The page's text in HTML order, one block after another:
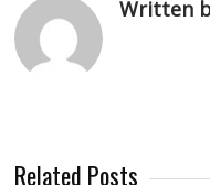
Written
Related Posts